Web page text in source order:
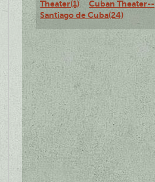
Theater(1)
Cuban Theater--
Santiago de Cuba(24)